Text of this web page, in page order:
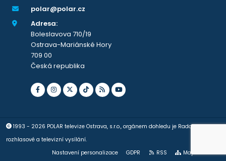
polar@polar.cz
Adresa:
Boleslavova 710/19
Ostrava-Mariánské Hory
709 00
Česká republika
1993 - 2026 POLAR televize Ostrava, s.r.o., orgánem dohledu je Rada pro
rozhlasové a televizní vysílání.
Nastavení personalizace
GDPR RSS Mapa stránek